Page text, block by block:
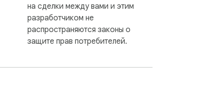
на сделки между вами и этим
разработчиком не
распространяются законы о
защите прав потребителей.